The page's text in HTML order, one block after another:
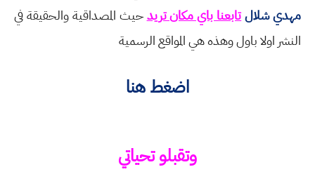
مهدي شلالتابعنا باي مكان تريدحيث المصداقية والحقيقة في
النشر اولا باول وهذه هي المواقع الرسمية
اضغط هنا
وتقبلو تحياتي